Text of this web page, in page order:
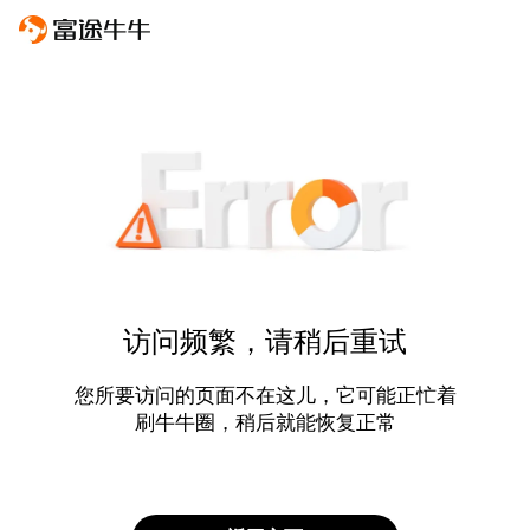
访问频繁，请稍后重试
您所要访问的页面不在这儿，它可能正忙着
刷牛牛圈，稍后就能恢复正常